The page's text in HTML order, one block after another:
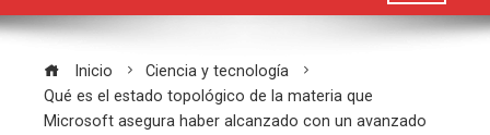
Inicio
Ciencia y tecnología
Qué es el estado topológico de la materia que
Microsoft asegura haber alcanzado con un avanzado